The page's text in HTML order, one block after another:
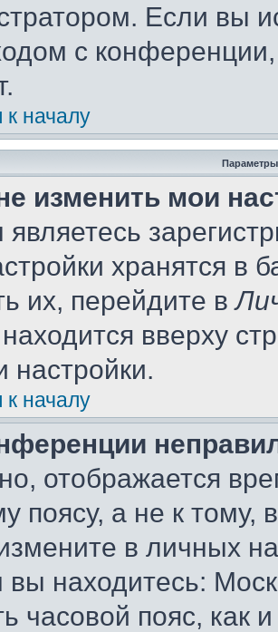
Если вы
с
к началу
Параметры
изменить мои
хранятся в
их, перейдите в
вверху
настройки.
к началу
отображается
поясу, а не к тому,
в личных
вы находитесь:
часовой пояс, как